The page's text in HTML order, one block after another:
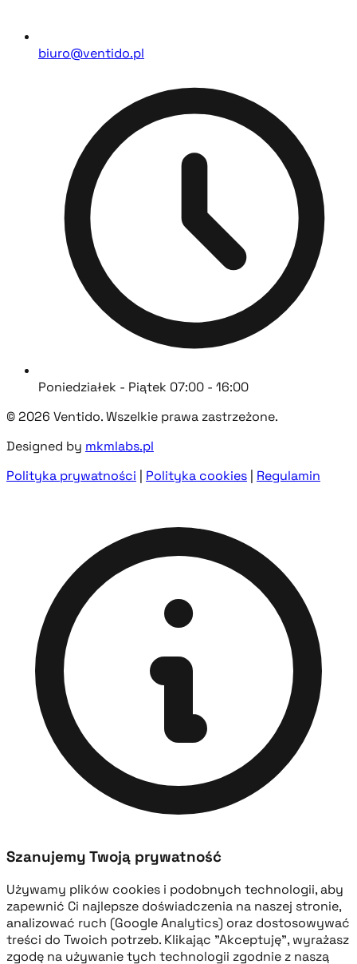
biuro@ventido.pl
Poniedziałek - Piątek 07:00 - 16:00
© 2026 Ventido. Wszelkie prawa zastrzeżone.
Designed by mkmlabs.pl
Polityka prywatności | Polityka cookies | Regulamin
Szanujemy Twoją prywatność
Używamy plików cookies i podobnych technologii, aby
zapewnić Ci najlepsze doświadczenia na naszej stronie,
analizować ruch (Google Analytics) oraz dostosowywać
treści do Twoich potrzeb. Klikając "Akceptuję", wyrażasz
zgodę na używanie tych technologii zgodnie z naszą